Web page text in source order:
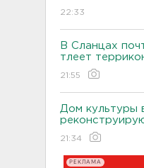
22:33
В Сланцах
тлеет
21:55
Дом культуры
21:34
РЕКЛАМА